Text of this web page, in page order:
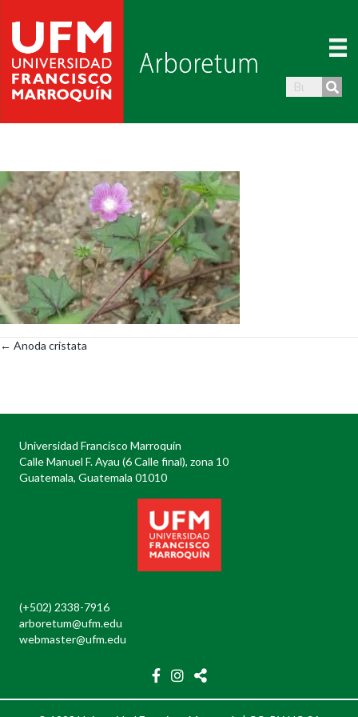
Posts
← Anoda cristata
Universidad Francisco Marroquín
Calle Manuel F. Ayau (6 Calle final), zona 10
Guatemala, Guatemala 01010
(+502) 2338-7916
arboretum@ufm.edu
webmaster@ufm.edu